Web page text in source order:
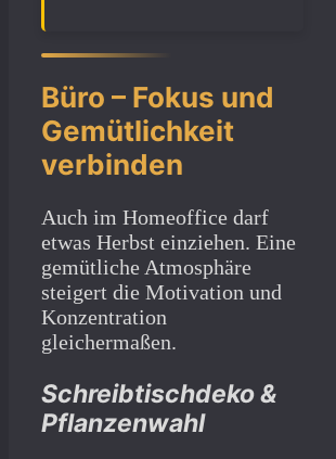
Büro – Fokus und
Gemütlichkeit
verbinden
Auch im Homeoffice darf
etwas Herbst einziehen. Eine
gemütliche Atmosphäre
steigert die Motivation und
Konzentration
gleichermaßen.
Schreibtischdeko &
Pflanzenwahl